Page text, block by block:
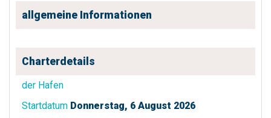
allgemeine Informationen
Charterdetails
der Hafen
Startdatum Donnerstag, 6 August 2026